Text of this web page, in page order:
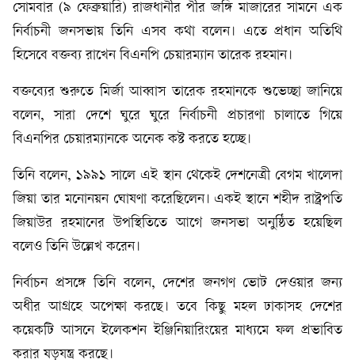
সোমবার (৯ ফেব্রুয়ারি) রাজধানীর পীর জঙ্গি মাজারের সামনে এক
নির্বাচনী জনসভায় তিনি এসব কথা বলেন। এতে প্রধান অতিথি
হিসেবে বক্তব্য রাখেন বিএনপি চেয়ারম্যান তারেক রহমান।
বক্তব্যের শুরুতে মির্জা আব্বাস তারেক রহমানকে শুভেচ্ছা জানিয়ে
বলেন, সারা দেশে ঘুরে ঘুরে নির্বাচনী প্রচারণা চালাতে গিয়ে
বিএনপির চেয়ারম্যানকে অনেক কষ্ট করতে হচ্ছে।
তিনি বলেন, ১৯৯১ সালে এই স্থান থেকেই দেশনেত্রী বেগম খালেদা
জিয়া তার মনোনয়ন ঘোষণা করেছিলেন। একই স্থানে শহীদ রাষ্ট্রপতি
জিয়াউর রহমানের উপস্থিতিতে আগে জনসভা অনুষ্ঠিত হয়েছিল
বলেও তিনি উল্লেখ করেন।
নির্বাচন প্রসঙ্গে তিনি বলেন, দেশের জনগণ ভোট দেওয়ার জন্য
অধীর আগ্রহে অপেক্ষা করছে। তবে কিছু মহল ঢাকাসহ দেশের
কয়েকটি আসনে ইলেকশন ইঞ্জিনিয়ারিংয়ের মাধ্যমে ফল প্রভাবিত
করার ষড়যন্ত্র করছে।